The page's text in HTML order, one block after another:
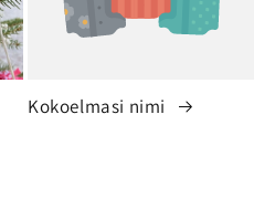
Kokoelmasi nimi